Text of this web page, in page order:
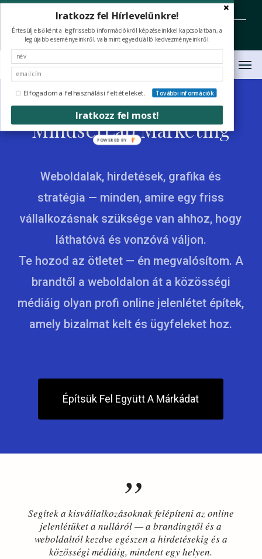
Skip
main
content
facebookyoutubeinstagram
tiktok
Hívj Minket: +36 70 394 5336 (H-P 09-16) office@coaching-nlp.hu
Indulj magabiztosan. Növekedj
tudatosan. Tűnj ki online.
MindsetLab Marketing
Weboldalak, hirdetések, grafika és
stratégia — minden, amire egy friss
vállalkozásnak szüksége van ahhoz, hogy
láthatóvá és vonzóvá váljon.
Te hozod az ötletet — én megvalósítom. A
brandtől a weboldalon át a közösségi
médiáig olyan profi online jelenlétet építek,
amely bizalmat kelt és ügyfeleket hoz.
Építsük Fel Együtt A Márkádat
”
Segítek a kisvállalkozásoknak felépíteni az online
jelenlétüket a nulláról — a brandingtől és a
weboldaltól kezdve egészen a hirdetésekig és a
közösségi médiáig, mindent egy helyen.
Iratkozz fel Hírlevelünkre!
Értesülj elsőként a legfrissebb információkról képzéseinkkel kapcsolatban, a
legújabb eseményeinkről, valamint egyedülálló kedvezményeinkről.
Iratkozz fel most!
Elfogadom a felhasználási feltételeket. További információk
POWERED